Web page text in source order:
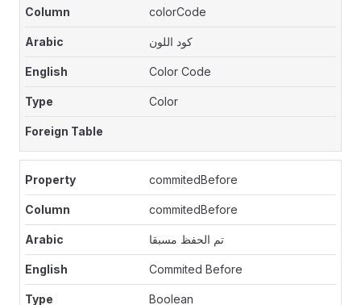
colorCode
كود اللون
Color Code
Color
commitedBefore
commitedBefore
تم الحفظ مسبقا
Commited Before
Boolean